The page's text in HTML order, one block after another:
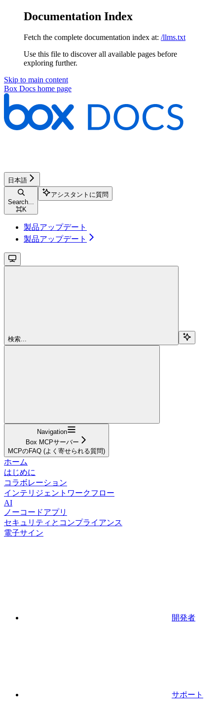
Documentation Index
Fetch the complete documentation index at: /llms.txt
Use this file to discover all available pages before
exploring further.
Skip to main content
Box Docs home page
日本語
Search...
⌘K
アシスタントに質問
製品アップデート
製品アップデート
検索...
Navigation
Box MCPサーバー
MCPのFAQ (よく寄せられる質問)
ホーム
はじめに
コラボレーション
インテリジェントワークフロー
AI
ノーコードアプリ
セキュリティとコンプライアンス
電子サイン
開発者
サポート